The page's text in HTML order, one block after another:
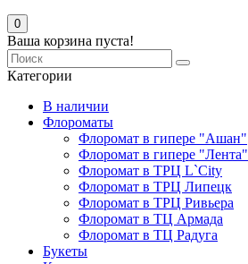
0
Ваша корзина пуста!
Категории
В наличии
Флороматы
Флоромат в гипере "Ашан"
Флоромат в гипере "Лента"
Флоромат в ТРЦ L`City
Флоромат в ТРЦ Липецк
Флоромат в ТРЦ Ривьера
Флоромат в ТЦ Армада
Флоромат в ТЦ Радуга
Букеты